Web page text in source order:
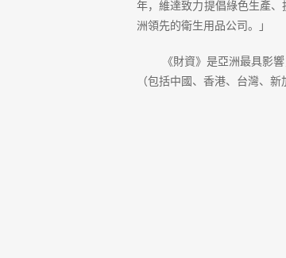
年，維達致力提倡綠色生產
洲領先的衛生用品公司。」
《財資》是亞洲最具影
（包括中國、香港、台灣、